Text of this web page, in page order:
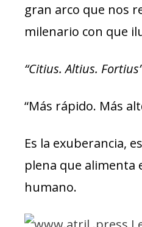
gran arco que nos
milenario con que
“Citius. Altius.
“Más rápido. Más
Es la exuberancia,
plena que alimenta
humano.